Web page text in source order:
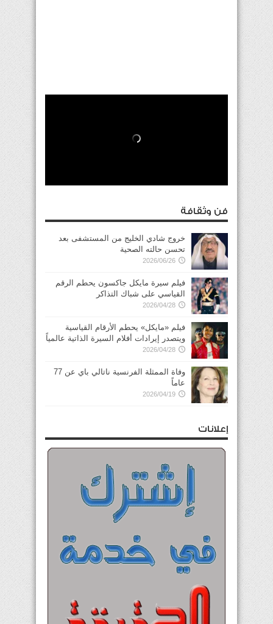
فن وثقافة
خروج شادي الخليج من المستشفى بعد
تحسن حالته الصحية
2026/06/26
فيلم سيرة مايكل جاكسون يحطم الرقم
القياسي على شباك التذاكر
2026/04/28
فيلم «مايكل» يحطم الأرقام القياسية
ويتصدر إيرادات أفلام السيرة الذاتية عالمياً
2026/04/28
وفاة الممثلة الفرنسية ناتالي باي عن 77
عاماً
2026/04/19
إعلانات